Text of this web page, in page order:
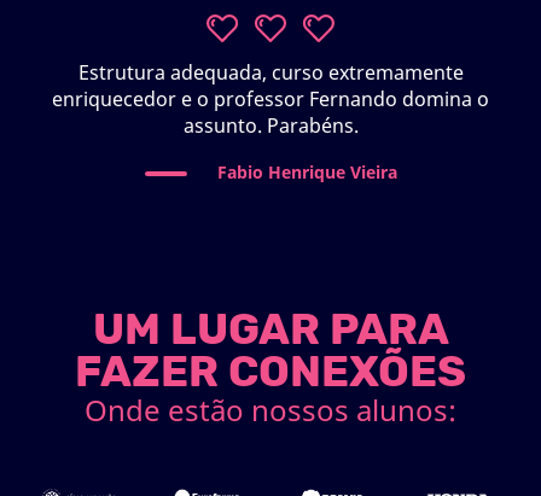
Estrutura adequada, curso extremamente
enriquecedor e o professor Fernando domina o
assunto. Parabéns.
Fabio Henrique Vieira
UM LUGAR PARA
FAZER CONEXÕES
Onde estão nossos alunos: